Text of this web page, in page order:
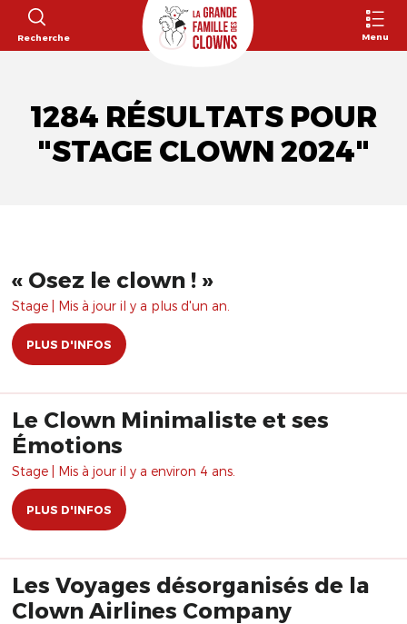
Recherche Menu
1284 RÉSULTATS POUR
"STAGE CLOWN 2024"
​« Osez le clown ! »
Stage | Mis à jour il y a plus d'un an.
PLUS D'INFOS
Le Clown Minimaliste et ses
Émotions
Stage | Mis à jour il y a environ 4 ans.
PLUS D'INFOS
Les Voyages désorganisés de la
Clown Airlines Company